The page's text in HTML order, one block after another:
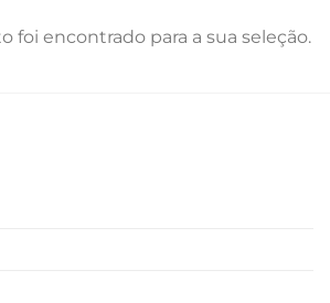
foi encontrado para a sua seleção.